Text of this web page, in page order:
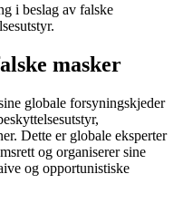
i beslag av falske
masker
globale forsyningskjeder
Dette er globale eksperter
og organiserer sine
og opportunistiske